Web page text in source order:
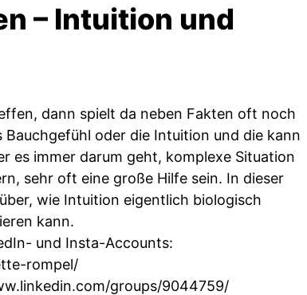
– Intuition und
dann spielt da neben Fakten oft noch
Bauchgefühl oder die Intuition und die kann
es immer darum geht, komplexe Situation
sehr oft eine große Hilfe sein. In dieser
wie Intuition eigentlich biologisch
kann.
und Insta-Accounts:
rompel/
groups/9044759/